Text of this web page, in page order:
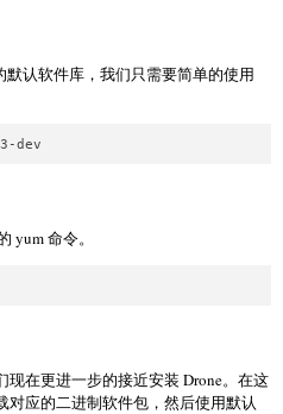
默认软件库，我们只需要简单的使用
yum 命令。
在更进一步的接近安装 Drone。在这
应的二进制软件包，然后使用默认